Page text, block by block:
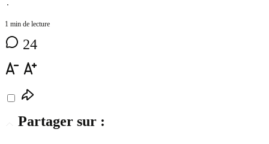
⋅
1 min de lecture
24
Partager sur :